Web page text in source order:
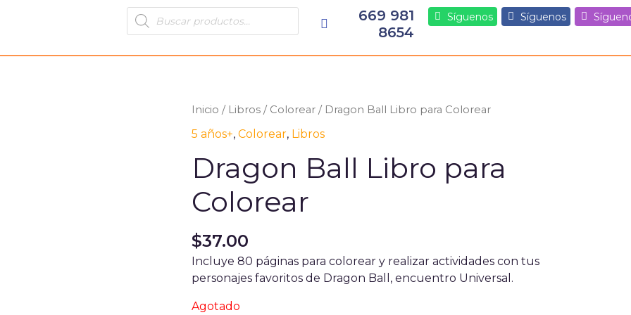
Products
search
669 981
8654
Síguenos Síguenos
Inicio / Libros / Colorear / Dragon Ball Libro para Colorear
5 años+, Colorear, Libros
Dragon Ball Libro para
Colorear
$37.00
Incluye 80 páginas para colorear y realizar actividades con tus
personajes favoritos de Dragon Ball, encuentro Universal.
Agotado